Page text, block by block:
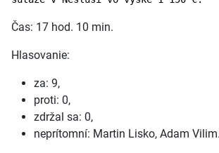
Čas: 17 hod. 10 min.
Hlasovanie:
za: 9,
proti: 0,
zdržal sa: 0,
neprítomní: Martin Lisko, Adam Vilim.